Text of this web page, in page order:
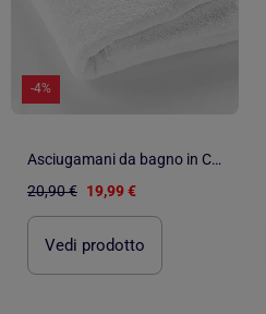
-4%
Asciugamani da bagno in Cotone PROMO LINGE
20,90 € 19,99 €
Vedi prodotto